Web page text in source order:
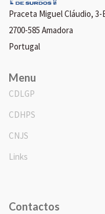
Praceta Miguel Cláudio, 3-
2700-585 Amadora
Portugal
Menu
CDLGP
CDHPS
CNJS
Links
Contactos